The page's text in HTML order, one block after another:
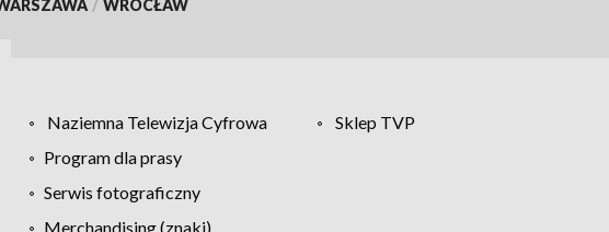
/ WROCŁAW
Naziemna Telewizja Cyfrowa
Sklep TVP
Program dla prasy
Serwis fotograficzny
Merchandising (znaki)